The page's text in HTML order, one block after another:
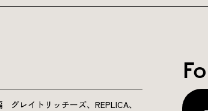
グレイトリッチーズ、REPLICA、